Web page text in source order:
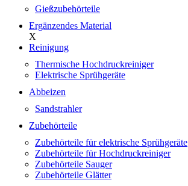
Gießzubehörteile
Ergänzendes Material
X
Reinigung
Thermische Hochdruckreiniger
Elektrische Sprühgeräte
Abbeizen
Sandstrahler
Zubehörteile
Zubehörteile für elektrische Sprühgeräte
Zubehörteile für Hochdruckreiniger
Zubehörteile Sauger
Zubehörteile Glätter